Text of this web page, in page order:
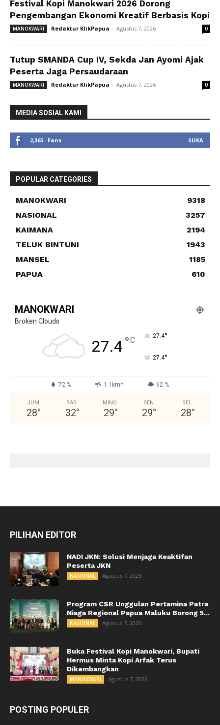
Festival Kopi Manokwari 2026 Dorong
Pengembangan Ekonomi Kreatif Berbasis Kopi
MANOKWARI Redaktur KlikPapua - Agustus 7, 2026 0
Tutup SMANDA Cup IV, Sekda Jan Ayomi Ajak
Peserta Jaga Persaudaraan
MANOKWARI Redaktur KlikPapua - Agustus 7, 2026 0
MEDIA SOSIAL KAMI
2,365 Fans SUKA
POPULAR CATEGORIES
MANOKWARI
9318
NASIONAL
3257
KAIMANA
2194
TELUK BINTUNI
1943
MANSEL
1185
PAPUA
610
MANOKWARI
Broken Clouds
27.4°C 27.4°
27.4°
72 % 1.1kmh 62 %
JUM
28°
SAB
32°
MING
29°
SEN
29°
SEL
28°
PILIHAN EDITOR
NADI JKN: Solusi Menjaga Keaktifan
Peserta JKN
NASIONAL Agustus 7, 2026
Program CSR Unggulan Pertamina Patra
Niaga Regional Papua Maluku Borong 5...
NASIONAL Agustus 7, 2026
Buka Festival Kopi Manokwari, Bupati
Hermus Minta Kopi Arfak Terus
Dikembangkan
MANOKWARI Agustus 7, 2026
POSTING POPULER